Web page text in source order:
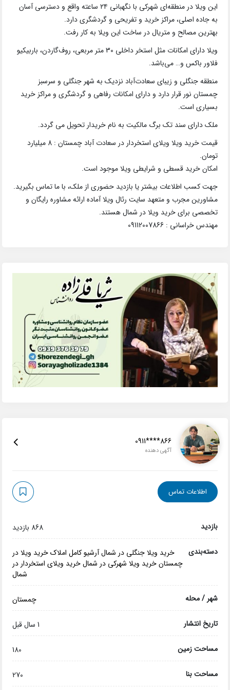
این ویلا در منطقه‌ای شهرکی با نگهبانی ۲۴ ساعته واقع و دسترسی آسان
به جاده اصلی، مراکز خرید و تفریحی و گردشگری دارد.
بهترین مصالح و متریال در ساخت این ویلا به کار رفت.
ویلا دارای امکانات مثل استخر داخلی 30 متر مربعی، روف‌گاردن، باربیکیو
فلاور باکس و… می‌باشد.
منطقه جنگلی و زیبای سعادت‌آباد نزدیک به شهر جنگلی و سرسبز
چمستان نور قرار دارد و دارای امکانات رفاهی و گردشگری و مراکز خرید
بسیاری است.
ملک دارای سند تک برگ مالکیت به نام خریدار تحویل می گردد.
قیمت خرید ویلا ویلای استخردار در سعادت آباد چمستان : 8 میلیارد
تومان.
امکان خرید قسطی و شرایطی ویلا موجود است.
جهت کسب اطلاعات بیشتر یا بازدید حضوری از ملک، با ما تماس بگیرید.
مشاورین مجرب و متعهد سایت رئال ویلا آماده ارائه مشاوره رایگان و
تخصصی برای خرید ویلا در شمال هستند.
مهندس خراسانی : 09112007866
0911****866
آگهی دهنده
اطلاعات تماس
بازدید 868 بازدید
دسته‌بندی خرید ویلا جنگلی در شمالآرشیو کامل املاک خرید ویلا در
چمستان خرید ویلا شهرکی در شمال خرید ویلای استخردار در
شمال
شهر / محله چمستان
تاریخ انتشار 1 سال قبل
مساحت زمین 180
مساحت بنا 270